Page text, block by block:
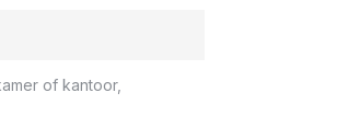
of kantoor,